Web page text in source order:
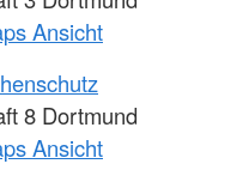
Ansicht
8 Dortmund
Ansicht